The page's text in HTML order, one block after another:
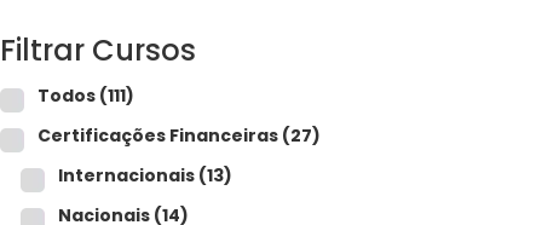
Para empresas
MINHA CONTA
Filtrar Cursos
Todos (111)
Certificações Financeiras (27)
Internacionais (13)
Nacionais (14)